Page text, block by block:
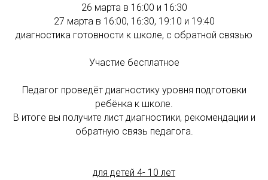
26 марта в 16:00 и 16:30
27 марта в 16:00, 16:30, 19:10 и 19:40
диагностика готовности к школе, с обратной связью
Участие бесплатное
Педагог проведёт диагностику уровня подготовки
ребёнка к школе.
В итоге вы получите лист диагностики, рекомендации и
обратную связь педагога.
для детей 4- 10 лет